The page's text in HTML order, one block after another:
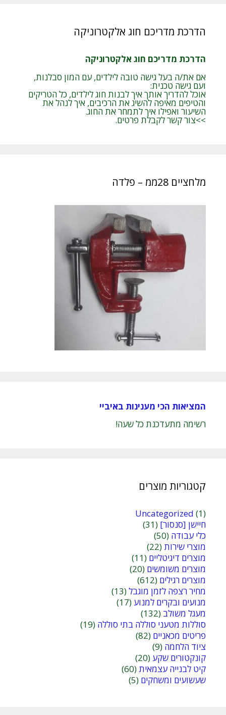
הדרכת מדריכם חוג אלקטרוניקה
הדרכת מדריכם חוג אלקטרוניקה
אם את/ה בעל גישה טובה לילדים, עם המון סבלנות,
ועם גישה טכנית:
אוכל להדריך אותך איך לבנות חוג לילדים, כל הטריקים
והטיפים מאיפה להשיג את הרכיבים, איך לנהל את
השיעור ואפילו איך לתמחר את החוג.
>>צור קשר לקבלת פרטים.
מלחציים 28ממ – פלדה
המציאות הכי מענינות באיביי
רשימה מתעדכנת כל שעה!
קטגוריות מוצרים
Uncategorized (1)
חיישן [סנסור] (31)
כלי עבודה (50)
מוצרי שירות(22)
מוצרים דיגיטליים (11)
מוצרים משומשים (20)
מוצרים רגילים (612)
מחיר רצפה לזמן מוגבל(13)
מנועים ובקרים למנוע (17)
מעגל משולב (132)
סוללות מטעני סוללה בתי סוללה (19)
פריטים מכאניים (82)
ציוד הלחמה (9)
קונקטורים שקע (20)
קיט לבנייה עצמאית(60)
שעשועים ומשחקים (5)